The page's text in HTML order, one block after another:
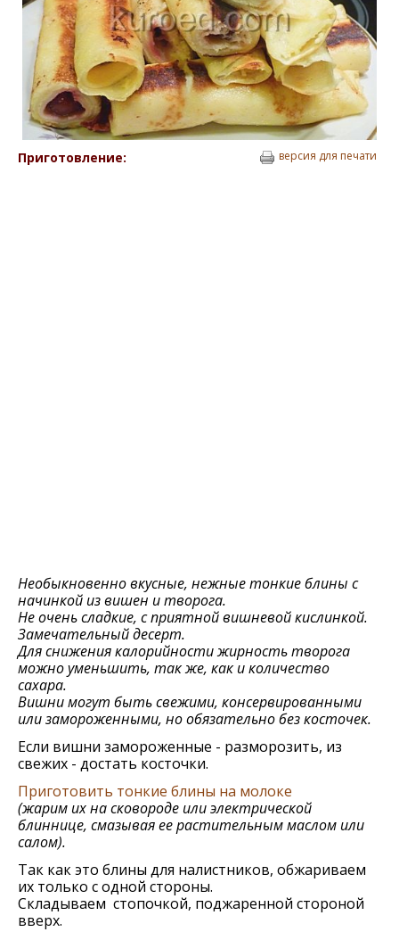
Приготовление: версия для печати
Необыкновенно вкусные, нежные тонкие блины с
начинкой из вишен и творога.
Не очень сладкие, с приятной вишневой кислинкой.
Замечательный десерт.
Для снижения калорийности жирность творога
можно уменьшить, так же, как и количество
сахара.
Вишни могут быть свежими, консервированными
или замороженными, но обязательно без косточек.
Если вишни замороженные - разморозить, из
свежих - достать косточки.
Приготовить тонкие блины на молоке
(жарим их на сковороде или электрической
блиннице, смазывая ее растительным маслом или
салом).
Так как это блины для налистников, обжариваем
их только с одной стороны.
Складываем стопочкой, поджаренной стороной
вверх.